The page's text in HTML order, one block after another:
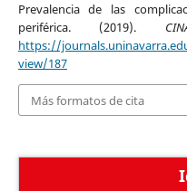
Prevalencia de las
periférica. (2019).
https://
view/187
Más formatos de cita